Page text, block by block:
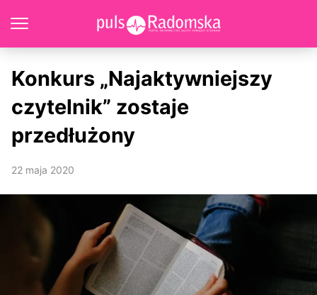
Konkurs „Najaktywniejszy
czytelnik” zostaje
przedłużony
22 maja 2020